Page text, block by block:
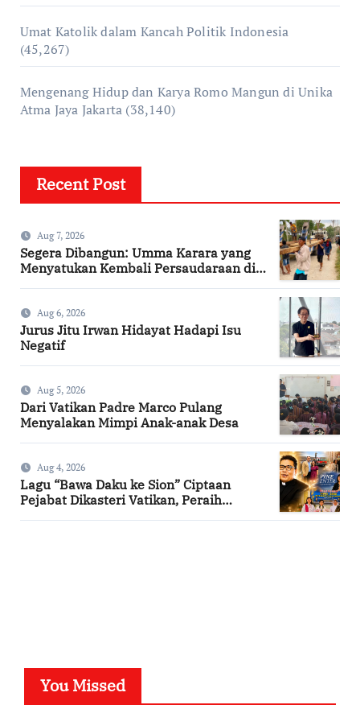
Umat Katolik dalam Kancah Politik Indonesia
(45,267)
Mengenang Hidup dan Karya Romo Mangun di Unika
Atma Jaya Jakarta (38,140)
Recent Post
Aug 7, 2026
Segera Dibangun: Umma Karara yang
Menyatukan Kembali Persaudaraan di
Aug 6, 2026
Jurus Jitu Irwan Hidayat Hadapi Isu
Negatif
Aug 5, 2026
Dari Vatikan Padre Marco Pulang
Menyalakan Mimpi Anak-anak Desa
Aug 4, 2026
Lagu “Bawa Daku ke Sion” Ciptaan
Pejabat Dikasteri Vatikan, Peraih
You Missed